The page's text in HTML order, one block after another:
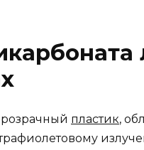
пластик,